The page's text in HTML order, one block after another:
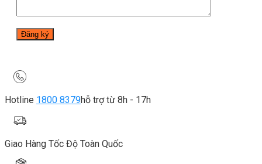
Hotline 1800 8379hỗ trợ từ 8h - 17h
Giao Hàng Tốc Độ Toàn Quốc